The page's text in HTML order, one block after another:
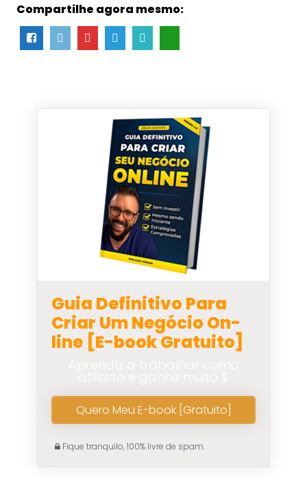
Compartilhe agora mesmo:
Guia Definitivo Para
Criar Um Negócio On-
line [E-book Gratuito]
Quero Meu E-book [Gratuito]
Fique tranquilo, 100% livre de spam.